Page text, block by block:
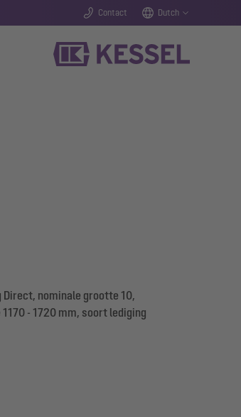
Contact Dutch
Direct, nominale grootte 10,
- 1720 mm, soort lediging